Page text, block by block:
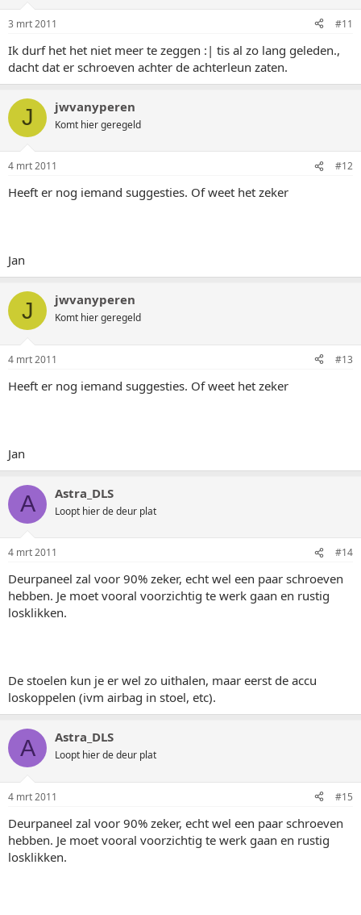
3 mrt 2011 #11
Ik durf het het niet meer te zeggen :| tis al zo lang geleden.,
dacht dat er schroeven achter de achterleun zaten.
J jwvanyperen
Komt hier geregeld
4 mrt 2011 #12
Heeft er nog iemand suggesties. Of weet het zeker
Jan
J jwvanyperen
Komt hier geregeld
4 mrt 2011 #13
Heeft er nog iemand suggesties. Of weet het zeker
Jan
A Astra_DLS
Loopt hier de deur plat
4 mrt 2011 #14
Deurpaneel zal voor 90% zeker, echt wel een paar schroeven
hebben. Je moet vooral voorzichtig te werk gaan en rustig
losklikken.
De stoelen kun je er wel zo uithalen, maar eerst de accu
loskoppelen (ivm airbag in stoel, etc).
A Astra_DLS
Loopt hier de deur plat
4 mrt 2011 #15
Deurpaneel zal voor 90% zeker, echt wel een paar schroeven
hebben. Je moet vooral voorzichtig te werk gaan en rustig
losklikken.